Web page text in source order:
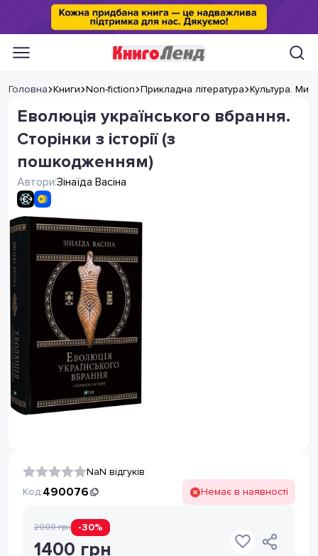
Головна Книги Non-fiction Прикладна література Культура.
Еволюція українського вбрання.
Сторінки з історії (з
пошкодженням)
Автори:Зінаїда Васіна
NaN відгуків
Код:490076 Немає в наявності
1400 грн
2000 грн -30%